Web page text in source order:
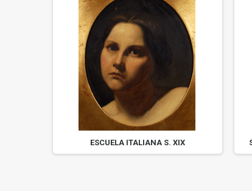
ESCUELA ITALIANA S. XIX